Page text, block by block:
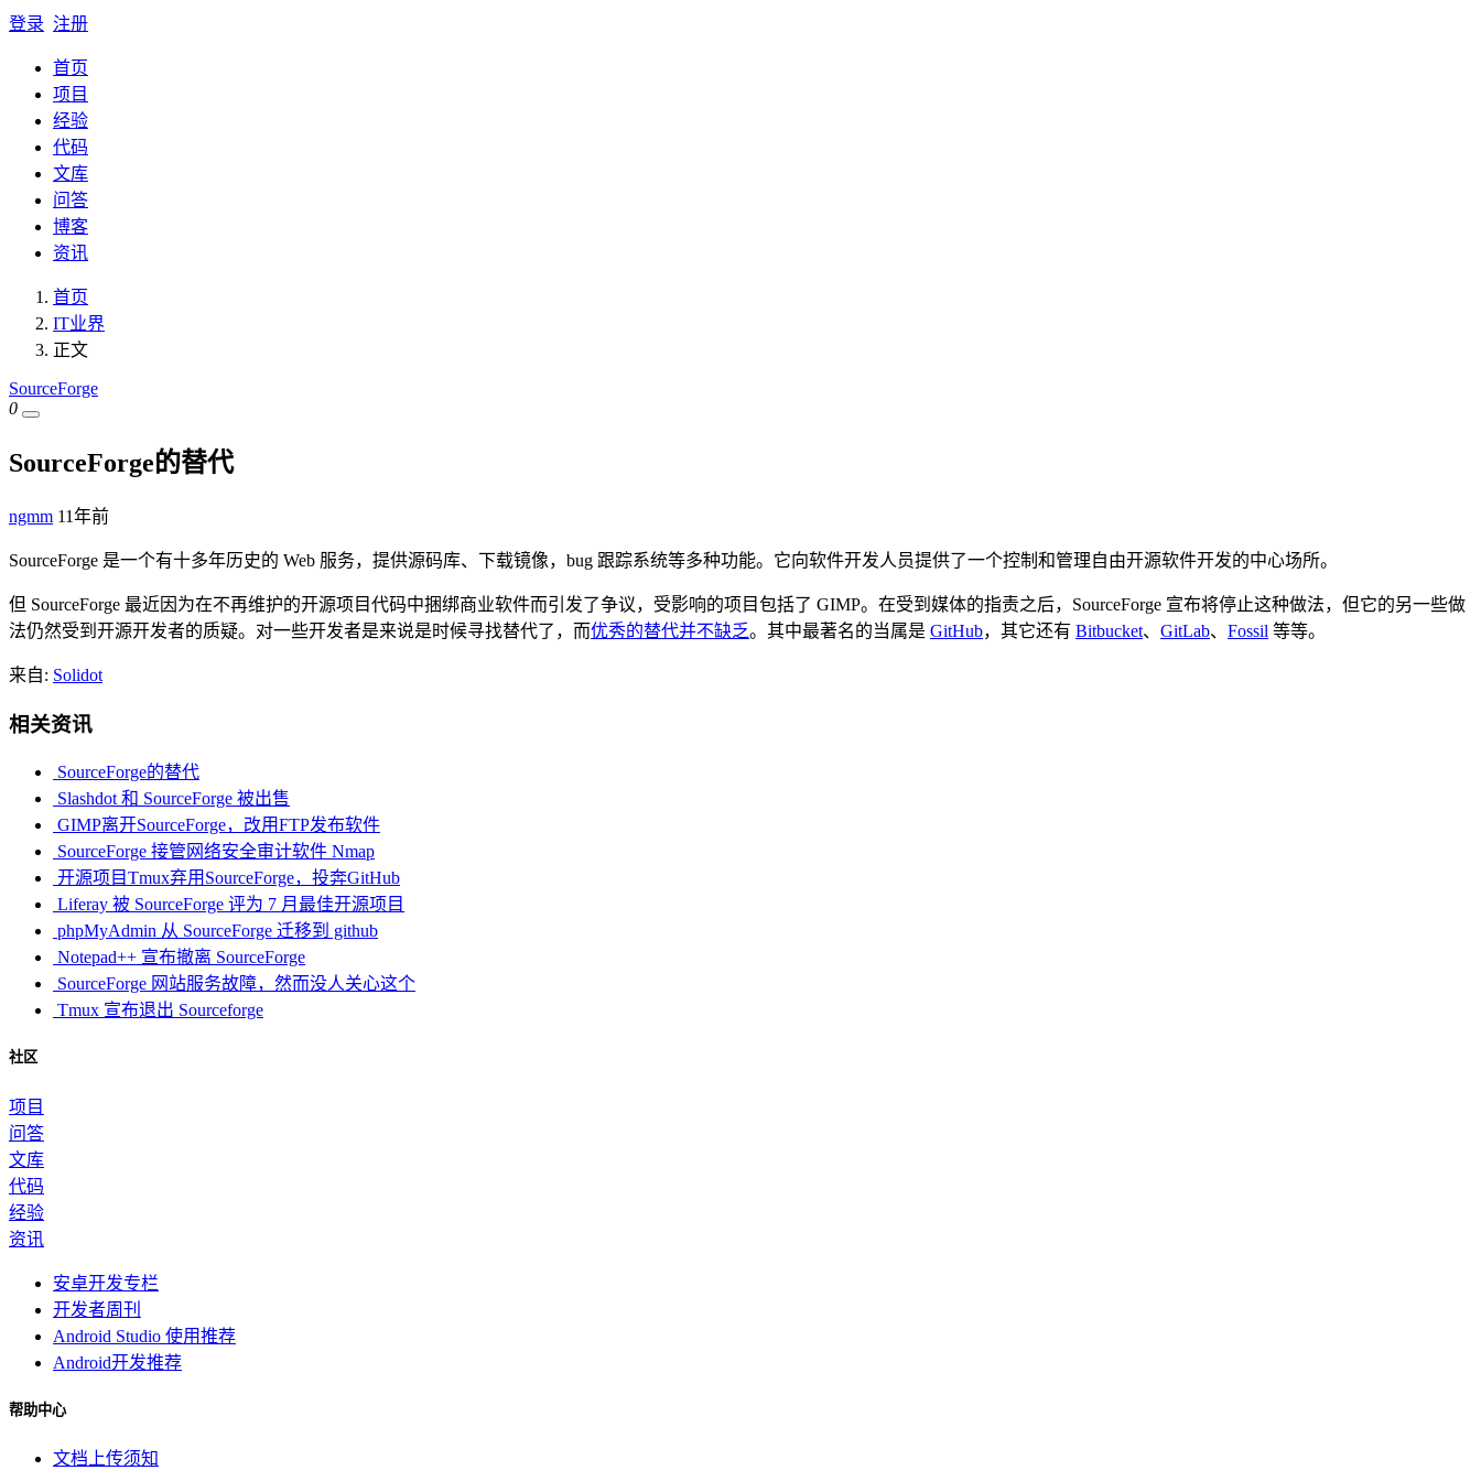
登录 注册
首页
项目
经验
代码
文库
问答
博客
资讯
首页
IT业界
正文
SourceForge
0
SourceForge的替代
ngmm 11年前
SourceForge 是一个有十多年历史的 Web 服务，提供源码库、下载镜像，bug 跟踪系统等多种功能。它向软件开发人员提供了一个控制和管理自由开源软件开发的中心场所。
但 SourceForge 最近因为在不再维护的开源项目代码中捆绑商业软件而引发了争议，受影响的项目包括了 GIMP。在受到媒体的指责之后，SourceForge 宣布将停止这种做法，但它的另一些做
法仍然受到开源开发者的质疑。对一些开发者是来说是时候寻找替代了，而优秀的替代并不缺乏。其中最著名的当属是 GitHub，其它还有 Bitbucket、 GitLab、 Fossil 等等。
来自: Solidot
相关资讯
SourceForge的替代
Slashdot 和 SourceForge 被出售
GIMP离开SourceForge，改用FTP发布软件
SourceForge 接管网络安全审计软件 Nmap
开源项目Tmux弃用SourceForge，投奔GitHub
Liferay 被 SourceForge 评为 7 月最佳开源项目
phpMyAdmin 从 SourceForge 迁移到 github
Notepad++ 宣布撤离 SourceForge
SourceForge 网站服务故障，然而没人关心这个
Tmux 宣布退出 Sourceforge
社区
项目
问答
文库
代码
经验
资讯
安卓开发专栏
开发者周刊
Android Studio 使用推荐
Android开发推荐
帮助中心
文档上传须知